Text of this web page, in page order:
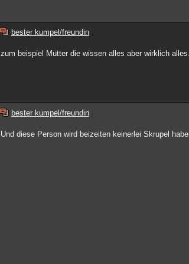
bester kumpel/freundin
zum beispiel Mütter die wissen alles aber wirklich
bester kumpel/freundin
Und diese Person wird beizeiten keinerlei Skrupel